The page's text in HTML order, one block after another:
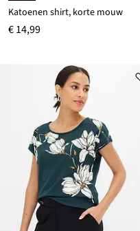
Katoenen shirt, korte mouw
€ 14,99